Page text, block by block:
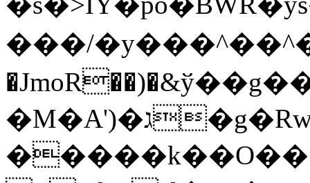
�� �/
�M�A')�ג�g�RwC�i!����ȝy�?@oI�-